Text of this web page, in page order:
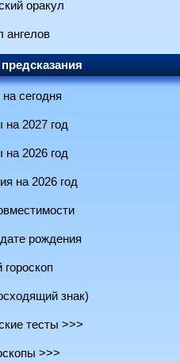
оракул
ангелов
на сегодня
на 2027 год
на 2026 год
на 2026 год
рождения
знак)
тесты >>>
>>>